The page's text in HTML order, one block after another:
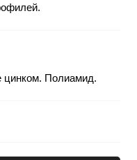
цинком. Полиамид.